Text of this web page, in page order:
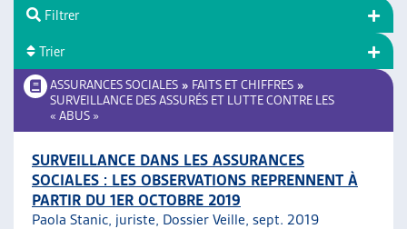
DOSSIERS DU MOIS
RESSOURCES
THÉMATIQUES
GUIDE SOCIAL ROMAND
AUTRES
ARTIAS
L’ASSOCIATION
PROJETS ET ACTIVITÉS
ASSURANCES SOCIALES » FAITS ET CHIFFRES »
SURVEILLANCE DES ASSURÉS ET LUTTE CONTRE LES
« ABUS »
SURVEILLANCE DANS LES ASSURANCES
SOCIALES : LES OBSERVATIONS REPRENNENT À
PARTIR DU 1ER OCTOBRE 2019
Paola Stanic, juriste, Dossier Veille, sept. 2019
Filtrer
Trier